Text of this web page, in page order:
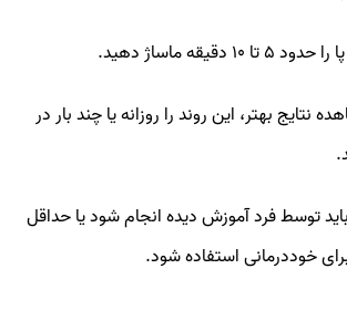
5 تا 10 دقیقه ماساژ دهید.
نتایج بهتر، این روند را روزانه یا چند بار در
توسط فرد آموزش‌ دیده انجام شود یا حداقل
خوددرمانی استفاده شود.